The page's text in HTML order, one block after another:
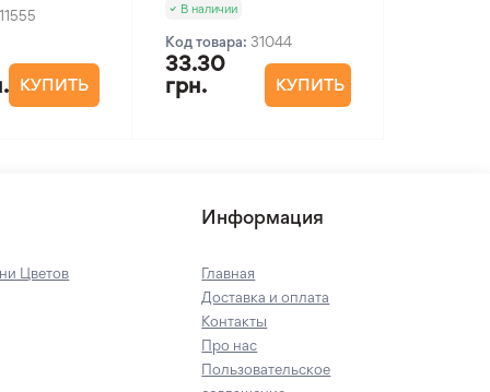
11555
КУПИТЬ
В наличии
Код товара: 31044
33.30
грн.
КУПИТЬ
Цветов
Информация
Главная
Доставка и оплата
Контакты
Про нас
Пользовательское